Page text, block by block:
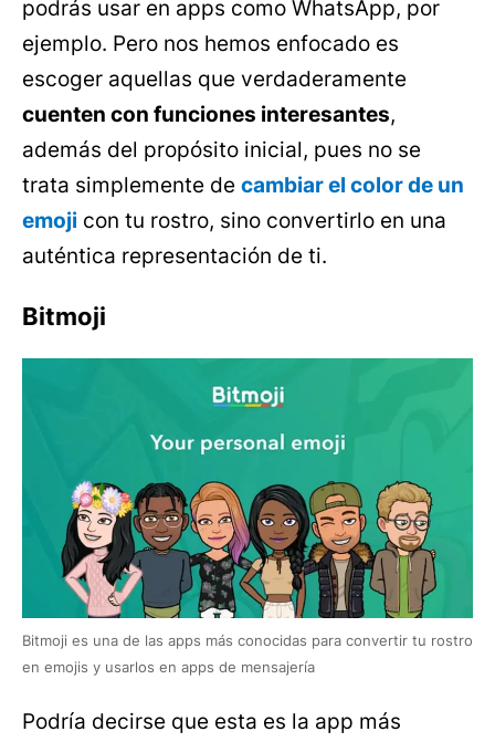
podrás usar en apps como WhatsApp, por
ejemplo. Pero nos hemos enfocado es
escoger aquellas que verdaderamente
cuenten con funciones interesantes,
además del propósito inicial, pues no se
trata simplemente de cambiar el color de un
emoji con tu rostro, sino convertirlo en una
auténtica representación de ti.
Bitmoji
Bitmoji es una de las apps más conocidas para convertir tu rostro
en emojis y usarlos en apps de mensajería
Podría decirse que esta es la app más